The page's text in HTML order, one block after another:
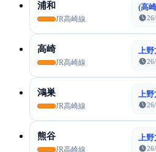
浦和
JR高崎線
(高
高崎
JR高崎線
上
鴻巣
JR高崎線
上
熊谷
JR高崎線
上